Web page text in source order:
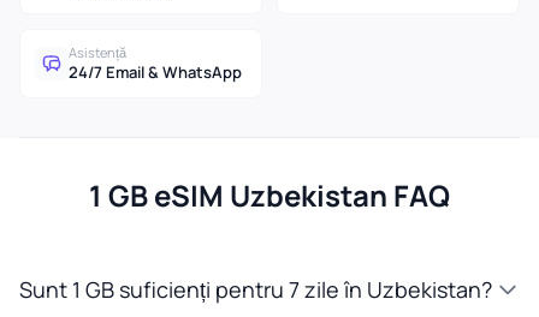
Asistență
24/7 Email & WhatsApp
1 GB eSIM Uzbekistan FAQ
Sunt 1 GB suficienți pentru 7 zile în Uzbekistan?